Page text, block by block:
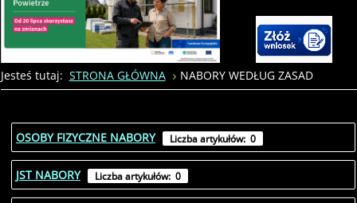
Jesteś tutaj: STRONA GŁÓWNA NABORY WEDŁUG ZASAD
OSOBY FIZYCZNE NABORY Liczba artykułów: 0
JST NABORY Liczba artykułów: 0